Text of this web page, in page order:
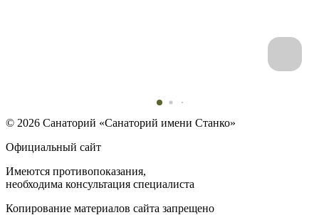
© 2026 Санаторий «Санаторий имени Станко»
Официальный сайт
Имеются противопоказания,
необходима консультация специалиста
Копирование материалов сайта запрещено